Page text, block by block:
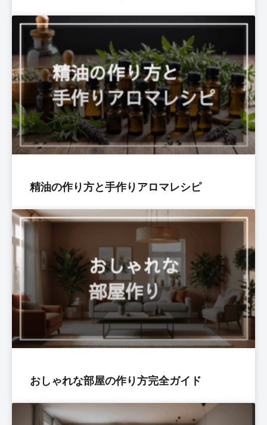
精油の作り方と手作りアロマレシピ
おしゃれな部屋の作り方完全ガイド